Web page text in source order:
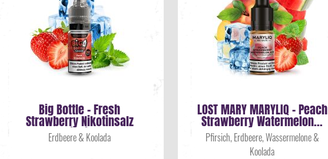
Big Bottle - Fresh
Strawberry Nikotinsalz
Liquid
Erdbeere & Koolada
LOST MARY MARYLIQ - Peach
Strawberry Watermelon...
Pfirsich, Erdbeere, Wassermelone &
Koolada